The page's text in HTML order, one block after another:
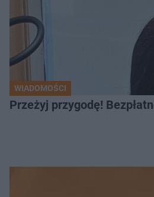
WIADOMOŚCI
Przeżyj przygodę!